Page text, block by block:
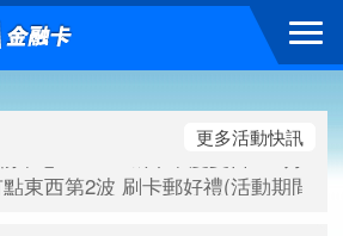
中心 2026巨城年中慶夏日BIG好刷(
中心 好饗去大江檔期(活動期間：
中心 2026巨城年中慶夏日BIG好刷(
東西第2波 刷卡郵好禮(活動期間：
更多活動快訊